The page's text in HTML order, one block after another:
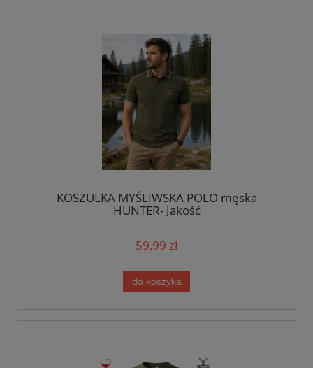
KOSZULKA MYŚLIWSKA POLO męska
HUNTER- Jakość
59,99 zł
do koszyka